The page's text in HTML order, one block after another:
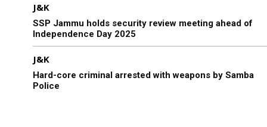
J&K
SSP Jammu holds security review meeting ahead of
Independence Day 2025
J&K
Hard-core criminal arrested with weapons by Samba
Police